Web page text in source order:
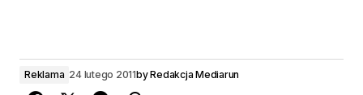
Reklama 24 lutego 2011byRedakcja Mediarun